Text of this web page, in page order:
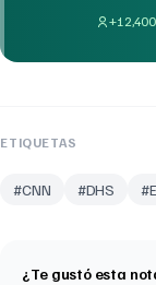
ETIQUETAS
#CNN #DHS #
¿Te gustó esta